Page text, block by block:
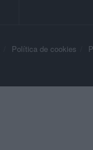
Política de cookies